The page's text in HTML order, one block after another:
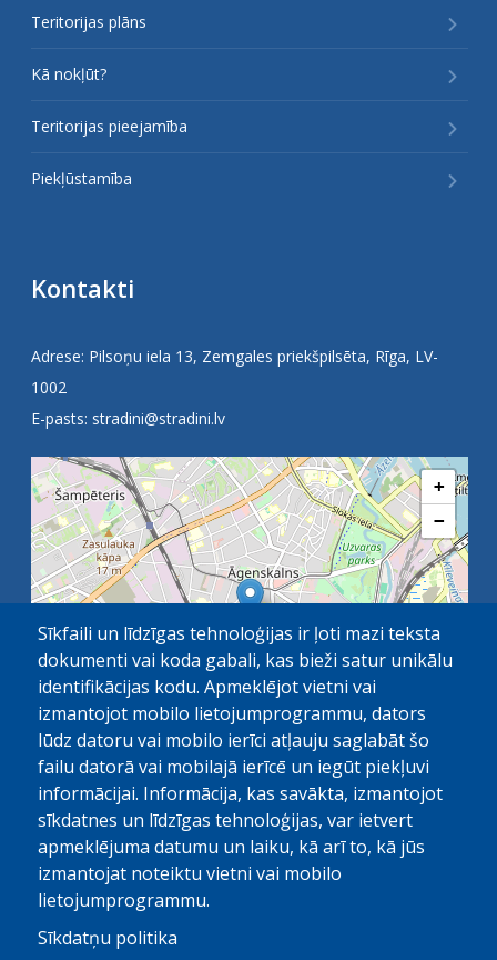
Teritorijas plāns
Kā nokļūt?
Teritorijas pieejamība
Piekļūstamība
Kontakti
Adrese: Pilsoņu iela 13, Zemgales priekšpilsēta, Rīga, LV-
1002
E-pasts: stradini@stradini.lv
+
−
1 km | ©OpenStreetMapcontributors
Sīkfaili un līdzīgas tehnoloģijas ir ļoti mazi teksta
dokumenti vai koda gabali, kas bieži satur unikālu
identifikācijas kodu. Apmeklējot vietni vai
izmantojot mobilo lietojumprogrammu, dators
lūdz datoru vai mobilo ierīci atļauju saglabāt šo
failu datorā vai mobilajā ierīcē un iegūt piekļuvi
informācijai. Informācija, kas savākta, izmantojot
sīkdatnes un līdzīgas tehnoloģijas, var ietvert
apmeklējuma datumu un laiku, kā arī to, kā jūs
izmantojat noteiktu vietni vai mobilo
lietojumprogrammu.
Sīkdatņu politika